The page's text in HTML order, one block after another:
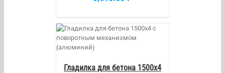
Гладилка для бетона 1500х4